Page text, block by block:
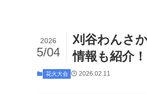
刈谷わんさ
情報も紹介！
2026
5/04
花火大会 2026.02.11